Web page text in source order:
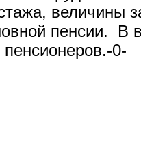
величины
пенсии. В
0-